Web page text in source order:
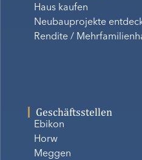
Haus kaufen
Neubauprojekte
Rendite /
Geschäftsstellen
Ebikon
Horw
Meggen